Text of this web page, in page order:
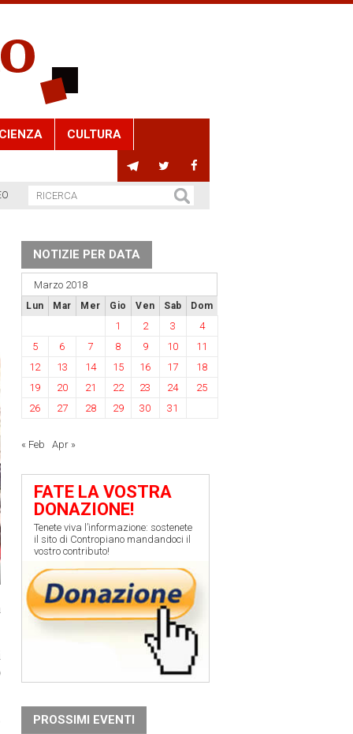
CULTURA
NOTIZIE PER DATA
Marzo 2018
Lun Mar Mer Gio Ven Sab Dom
1 2 3
4
5
6 7 8 9 10
11
12
13 14 15 16 17
18
19
20 21 22 23 24
25
26
27 28 29 30 31
« Feb Apr »
FATE LA VOSTRA
DONAZIONE!
Tenete viva l’informazione: sostenete
il sito di Contropiano mandandoci il
vostro contributo!
PROSSIMI EVENTI